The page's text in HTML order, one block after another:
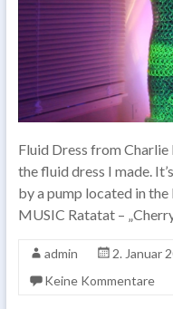
Fluid Dress from
the fluid dress I made.
by a pump located in
MUSIC Ratatat –
admin 2. Januar
Keine Kommentare